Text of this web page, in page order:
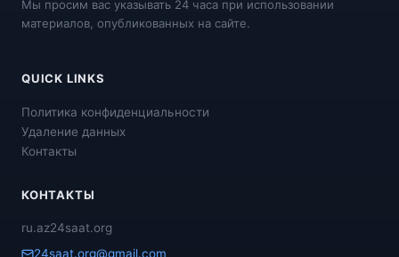
Мы просим вас указывать 24 часа при использовании
материалов, опубликованных на сайте.
QUICK LINKS
Политика конфиденциальности
Удаление данных
Контакты
КОНТАКТЫ
ru.az24saat.org
24saat.org@gmail.com